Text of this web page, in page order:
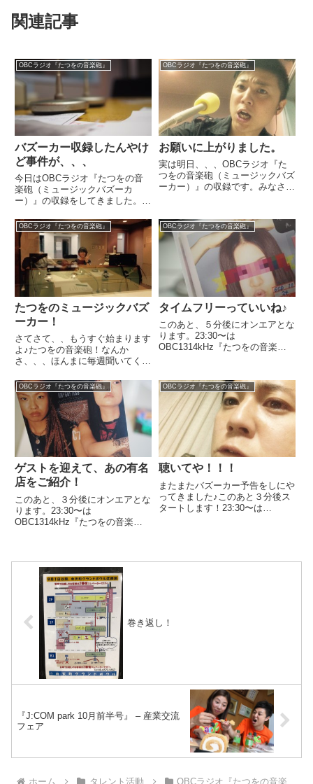
関連記事
OBCラジオ『たつをの音楽砲』
バズーカー収録したんやけ
ど事件が、、、
今日はOBCラジオ『たつをの音
楽砲（ミュージックバズーカ
ー）』の収録をしてきました。ほ
て、、、めっちゃハッピーです♪
んでさ、、、お名前（フルネー
ム）＆住所が書いてないことが多
くて、、、ステッカープレゼント
ができな...
OBCラジオ『たつをの音楽砲』
お願いに上がりました。
実は明日、、、OBCラジオ『た
つをの音楽砲（ミュージックバズ
ーカー）』の収録です。みなさま
まして、、どうかお力添えをいた
だけないものでしょうか？テーマ
なんてありません。いや、それ
OBCラジオ『たつをの音楽砲』
たつをのミュージックバズ
ーカー！
さてさて、、もうすぐ始まります
よ♪たつをの音楽砲！なんか
さ、、、ほんまに毎週聞いてくれ
かさ、、、嬉しいんだ。。。正
直、、、どう伝えていいかわから
んけど、、、嬉しいんだ。メッセ
ージとかも、、、『MUSIC
MoG...
OBCラジオ『たつをの音楽砲』
タイムフリーっていいね♪
このあと、５分後にオンエアとな
ります。23:30〜は
OBC1314kHz『たつをの音楽
す。久しぶりのジャケットだけみ
て、アーティスト当てるやつ！さ
ぁ〜てわかるかしら？そしてこち
ら？！...
OBCラジオ『たつをの音楽砲』
ゲストを迎えて、あの有名
店をご紹介！
このあと、３分後にオンエアとな
ります。23:30〜は
OBC1314kHz『たつをの音楽
クレットでアーティスト予想のコ
ーナーです。あっ、、ばれて
る。。。今...
OBCラジオ『たつをの音楽砲』
聴いてや！！！
またまたバズーカー予告をしにや
ってきました♪このあと３分後ス
タートします！23:30〜は
tmb@obc1314.co.jpです。ゲ...
巻き返し！
『J:COM park 10月前半号』 – 産業交流
フェア
ホーム タレント活動 OBCラジオ『たつをの音楽